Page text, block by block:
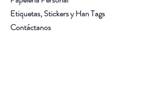
Etiquetas, Stickers y Han Tags
Contáctanos